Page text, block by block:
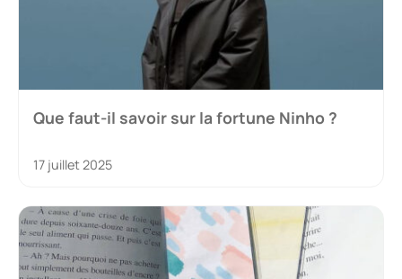
Que faut-il savoir sur la fortune Ninho ?
17 juillet 2025